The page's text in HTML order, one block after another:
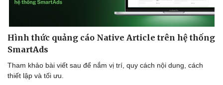
Hình thức quảng cáo Native Article trên hệ thống
SmartAds
Tham khảo bài viết sau để nắm vị trí, quy cách nội dung, cách
thiết lập và tối ưu.